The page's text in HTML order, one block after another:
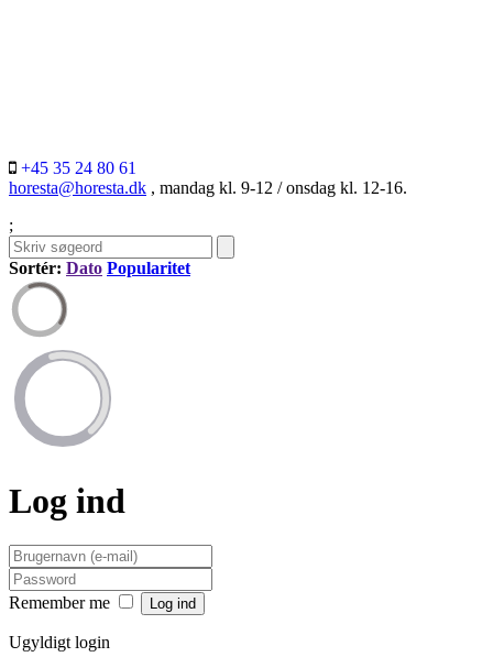
+45 35 24 80 61
horesta@horesta.dk , mandag kl. 9-12 / onsdag kl. 12-16.
;
Sortér: Dato Popularitet
Log ind
Remember me
Ugyldigt login